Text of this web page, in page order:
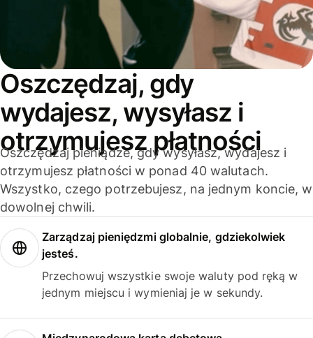
Oszczędzaj, gdy
wydajesz, wysyłasz i
otrzymujesz płatności
Oszczędzaj pieniądze, gdy wysyłasz, wydajesz i
otrzymujesz płatności w ponad 40 walutach.
Wszystko, czego potrzebujesz, na jednym koncie, w
dowolnej chwili.
Zarządzaj pieniędzmi globalnie, gdziekolwiek
jesteś.
Przechowuj wszystkie swoje waluty pod ręką w
jednym miejscu i wymieniaj je w sekundy.